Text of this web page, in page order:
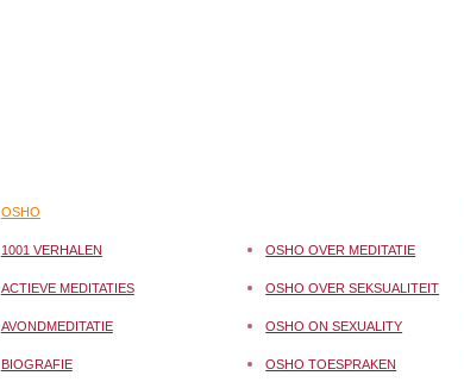
OSHO
1001 VERHALEN
ACTIEVE MEDITATIES
AVONDMEDITATIE
BIOGRAFIE
OSHO OVER MEDITATIE
OSHO OVER SEKSUALITEIT
OSHO ON SEXUALITY
OSHO TOESPRAKEN